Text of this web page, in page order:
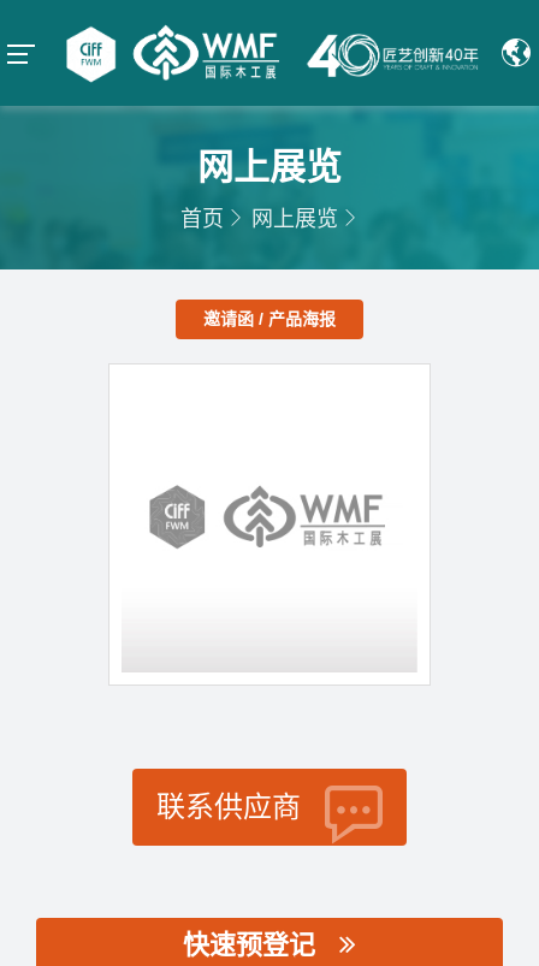
网上展览
首页 网上展览
邀请函 / 产品海报
联系供应商
快速预登记